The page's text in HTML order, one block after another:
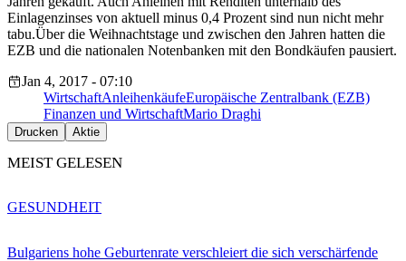
Einlagenzinses von aktuell minus 0,4 Prozent sind nun nicht mehr
tabu.Über die Weihnachtstage und zwischen den Jahren hatten die
EZB und die nationalen Notenbanken mit den Bondkäufen pausiert.
Jan 4, 2017 - 07:10
WirtschaftAnleihenkäufeEuropäische Zentralbank (EZB)
Finanzen und WirtschaftMario Draghi
Drucken Aktie
MEIST GELESEN
Bulgariens hohe Geburtenrate verschleiert die sich verschärfende
GESUNDHEIT